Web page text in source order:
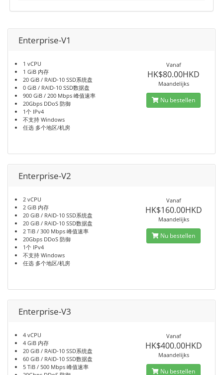
Enterprise-V1
1 vCPU
1 GiB 内存
20 GiB / RAID-10 SSD系统盘
0 GiB / RAID-10 SSD数据盘
900 GiB / 200 Mbps 峰值速率
20Gbps DDoS 防御
1个 IPv4
不支持 Windows
任选 多个地区/机房
Vanaf
HK$80.00HKD
Maandelijks
Nu bestellen
Enterprise-V2
2 vCPU
2 GiB 内存
20 GiB / RAID-10 SSD系统盘
20 GiB / RAID-10 SSD数据盘
2 TiB / 300 Mbps 峰值速率
20Gbps DDoS 防御
1个 IPv4
不支持 Windows
任选 多个地区/机房
Vanaf
HK$160.00HKD
Maandelijks
Nu bestellen
Enterprise-V3
4 vCPU
4 GiB 内存
20 GiB / RAID-10 SSD系统盘
60 GiB / RAID-10 SSD数据盘
5 TiB / 500 Mbps 峰值速率
Vanaf
HK$400.00HKD
Maandelijks
Nu bestellen